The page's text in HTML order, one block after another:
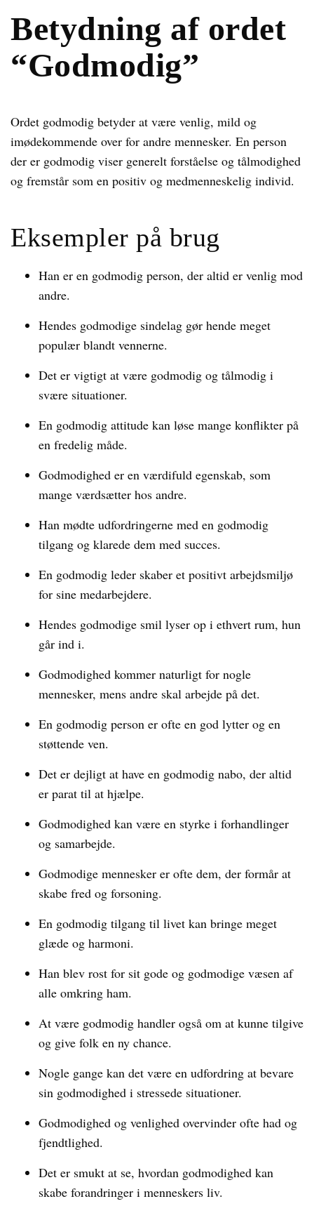
Betydning af ordet
“Godmodig”
Ordet godmodig betyder at være venlig, mild og
imødekommende over for andre mennesker. En person
der er godmodig viser generelt forståelse og tålmodighed
og fremstår som en positiv og medmenneskelig individ.
Eksempler på brug
Han er en godmodig person, der altid er venlig mod
andre.
Hendes godmodige sindelag gør hende meget
populær blandt vennerne.
Det er vigtigt at være godmodig og tålmodig i
svære situationer.
En godmodig attitude kan løse mange konflikter på
en fredelig måde.
Godmodighed er en værdifuld egenskab, som
mange værdsætter hos andre.
Han mødte udfordringerne med en godmodig
tilgang og klarede dem med succes.
En godmodig leder skaber et positivt arbejdsmiljø
for sine medarbejdere.
Hendes godmodige smil lyser op i ethvert rum, hun
går ind i.
Godmodighed kommer naturligt for nogle
mennesker, mens andre skal arbejde på det.
En godmodig person er ofte en god lytter og en
støttende ven.
Det er dejligt at have en godmodig nabo, der altid
er parat til at hjælpe.
Godmodighed kan være en styrke i forhandlinger
og samarbejde.
Godmodige mennesker er ofte dem, der formår at
skabe fred og forsoning.
En godmodig tilgang til livet kan bringe meget
glæde og harmoni.
Han blev rost for sit gode og godmodige væsen af
alle omkring ham.
At være godmodig handler også om at kunne tilgive
og give folk en ny chance.
Nogle gange kan det være en udfordring at bevare
sin godmodighed i stressede situationer.
Godmodighed og venlighed overvinder ofte had og
fjendtlighed.
Det er smukt at se, hvordan godmodighed kan
skabe forandringer i menneskers liv.